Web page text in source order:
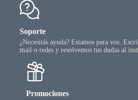
Soporte
¿Necesitás ayuda? Estamos para vos.
mail o redes y resolvemos tus dudas al
Promociones